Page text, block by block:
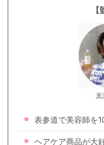
東
表参道で美容師を
ヘアケア商品が大